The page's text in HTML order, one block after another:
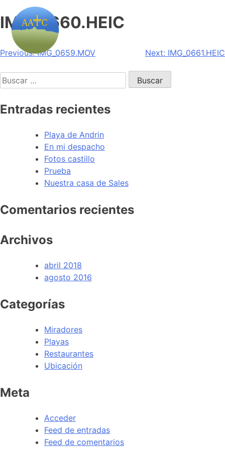
IMG_0660.HEIC
Navegación
de
entradas
Previous: IMG_0659.MOV Next: IMG_0661.HEIC
Buscar:
Entradas recientes
Playa de Andrin
En mi despacho
Fotos castillo
Prueba
Nuestra casa de Sales
Comentarios recientes
Archivos
abril 2018
agosto 2016
Categorías
Miradores
Playas
Restaurantes
Ubicación
Meta
Acceder
Feed de entradas
Feed de comentarios